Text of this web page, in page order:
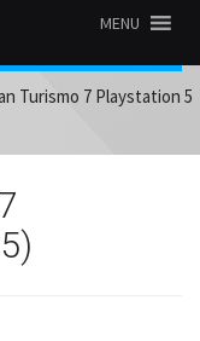
MENU
Turismo 7 Playstation 5